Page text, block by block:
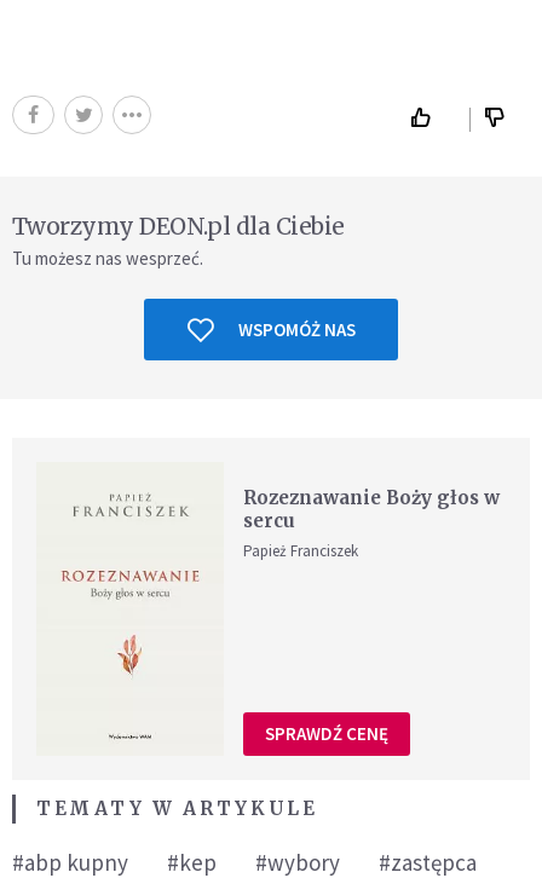
Tworzymy DEON.pl dla Ciebie
Tu możesz nas wesprzeć.
WSPOMÓŻ NAS
Rozeznawanie Boży głos w
sercu
Papież Franciszek
SPRAWDŹ CENĘ
TEMATY W ARTYKULE
#abp kupny #kep #wybory #zastępca